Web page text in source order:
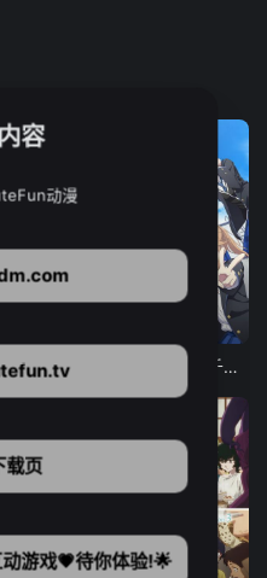
～♡ 弹珠汽水瓶里的千岁同学
容
动漫
载页
游戏💗待你体验!🌟